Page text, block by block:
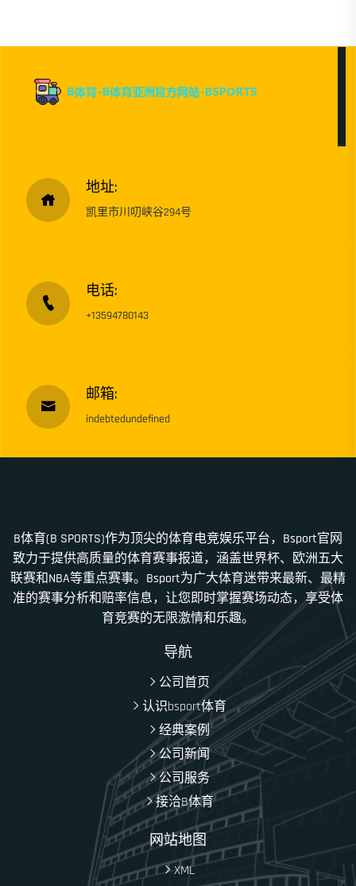
地址:
凯里市川叨峡谷294号
电话:
+13594780143
邮箱:
indebtedundefined
B体育(B SPORTS)作为顶尖的体育电竞娱乐平台，Bsport官网
致力于提供高质量的体育赛事报道，涵盖世界杯、欧洲五大
联赛和NBA等重点赛事。Bsport为广大体育迷带来最新、最精
准的赛事分析和赔率信息，让您即时掌握赛场动态，享受体
育竞赛的无限激情和乐趣。
导航
公司首页
认识bsport体育
经典案例
公司新闻
公司服务
接洽B体育
网站地图
XML